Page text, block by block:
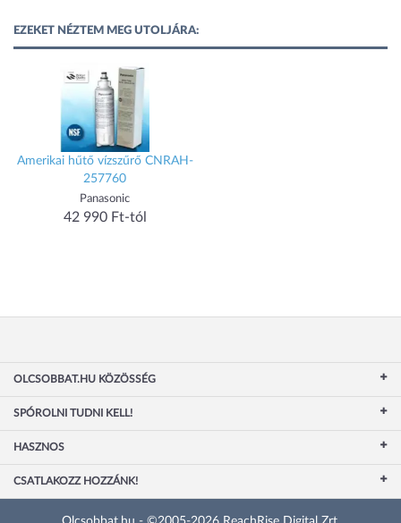
EZEKET NÉZTEM MEG UTOLJÁRA:
Amerikai hűtő vízszűrő CNRAH-
257760
Panasonic
42 990 Ft-tól
OLCSOBBAT.HU KÖZÖSSÉG
SPÓROLNI TUDNI KELL!
HASZNOS
CSATLAKOZZ HOZZÁNK!